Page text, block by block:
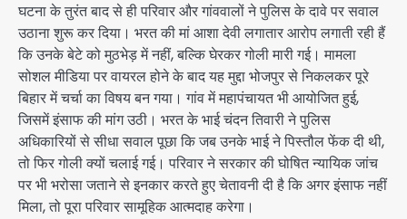
घटना के तुरंत बाद से ही परिवार और गांववालों ने पुलिस के दावे पर सवाल
उठाना शुरू कर दिया। भरत की मां आशा देवी लगातार आरोप लगाती रही हैं
कि उनके बेटे को मुठभेड़ में नहीं, बल्कि घेरकर गोली मारी गई। मामला
सोशल मीडिया पर वायरल होने के बाद यह मुद्दा भोजपुर से निकलकर पूरे
बिहार में चर्चा का विषय बन गया। गांव में महापंचायत भी आयोजित हुई,
जिसमें इंसाफ की मांग उठी। भरत के भाई चंदन तिवारी ने पुलिस
अधिकारियों से सीधा सवाल पूछा कि जब उनके भाई ने पिस्तौल फेंक दी थी,
तो फिर गोली क्यों चलाई गई। परिवार ने सरकार की घोषित न्यायिक जांच
पर भी भरोसा जताने से इनकार करते हुए चेतावनी दी है कि अगर इंसाफ नहीं
मिला, तो पूरा परिवार सामूहिक आत्मदाह करेगा।